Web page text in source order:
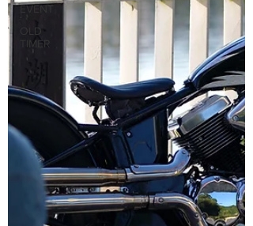
EVENT
OLD
TIMER